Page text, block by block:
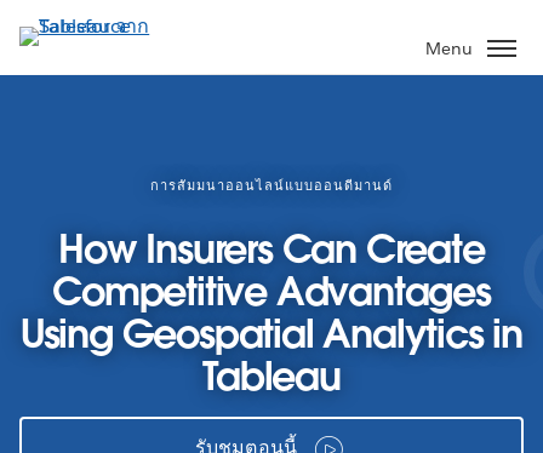
ไป
ที่
Menu
การสัมมนาออนไลน์แบบออนดีมานด์
How Insurers Can Create
Competitive Advantages
Using Geospatial Analytics in
Tableau
รับชมตอนนี้